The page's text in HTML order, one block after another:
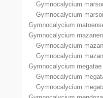
Gymnocalycium
Gymnocalycium
Gymnocalycium
Gymnocalycium
Gymnocalycium
Gymnocalycium
Gymnocalycium megatae
Gymnocalycium
Gymnocalycium